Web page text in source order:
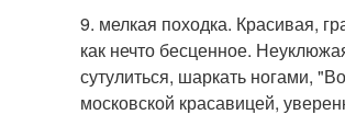
9. мелкая походка. Красивая,
как нечто бесценное.
сутулиться, шаркать ногами,
московской красавицей,